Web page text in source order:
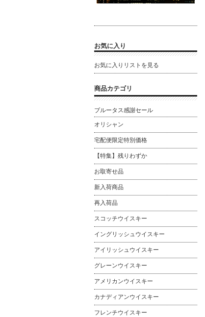
お気に入り
お気に入りリストを見る
商品カテゴリ
ブルータス感謝セール
オリシャン
宅配便限定特別価格
【特集】残りわずか
お取寄せ品
新入荷商品
再入荷品
スコッチウイスキー
イングリッシュウイスキー
アイリッシュウイスキー
グレーンウイスキー
アメリカンウイスキー
カナディアンウイスキー
フレンチウイスキー